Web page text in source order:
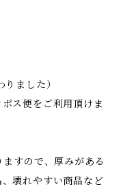
ました）
ス便をご利用頂けま
すので、厚みがある
壊れやすい商品など